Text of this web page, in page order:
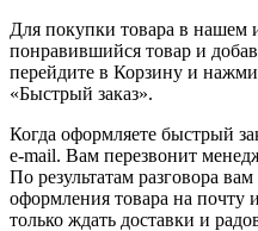
Для покупки товара в нашем
понравившийся товар и
перейдите в Корзину и
«Быстрый заказ».
Когда оформляете быстрый
e-mail. Вам перезвонит
По результатам разговора
оформления товара на почту
только ждать доставки и